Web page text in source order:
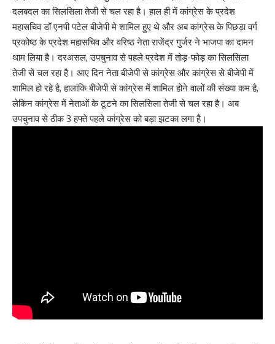
दलबदल का सिलसिला तेजी से चल रहा है। हाल ही में कांग्रेस के प्रदेश
महासचिव डॉ एनपी पटेल बीजेपी मे शामिल हुए थे और अब कांग्रेस के पिछड़ा वर्ग
प्रकोष्ठ के प्रदेश महासचिव और वरिष्ठ नेता राजेंद्र गुर्जर ने भाजपा का दामन
थाम लिया है। दरअसल, उपचुनाव से पहले प्रदेश में तोड़-फोड़ का सिलसिला
तेजी से चल रहा है। आए दिन नेता बीजेपी से कांग्रेस और कांग्रेस से बीजेपी में
शामिल हो रहे है, हालांकि बीजेपी से कांग्रेस में शामिल होने वालों की संख्या कम है,
लेकिन कांग्रेस में नेताओं के टूटने का सिलसिला तेजी से चल रहा है। अब
उपचुनाव से ठीक 3 हफ्ते पहले कांग्रेस को बड़ा झटका लगा है।